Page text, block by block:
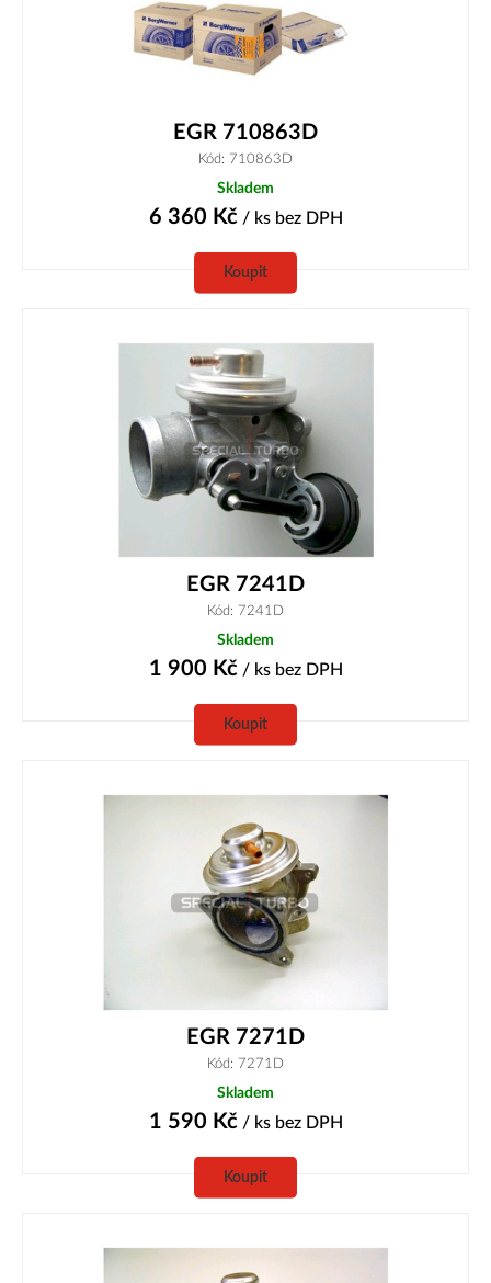
EGR 710863D
Kód: 710863D
Skladem
6 360 Kč/ ks bez DPH
Koupit
EGR 7241D
Kód: 7241D
Skladem
1 900 Kč/ ks bez DPH
Koupit
EGR 7271D
Kód: 7271D
Skladem
1 590 Kč/ ks bez DPH
Koupit